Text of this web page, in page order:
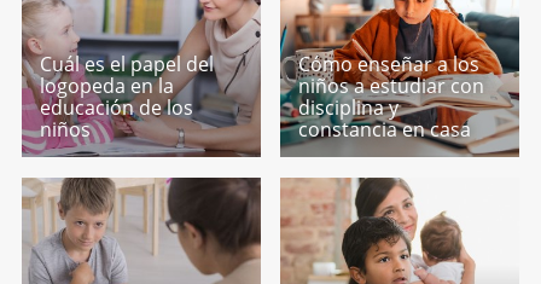
Cuál es el papel del
logopeda en la
educación de los
niños
Cómo enseñar a los
niños a estudiar con
disciplina y
constancia en casa